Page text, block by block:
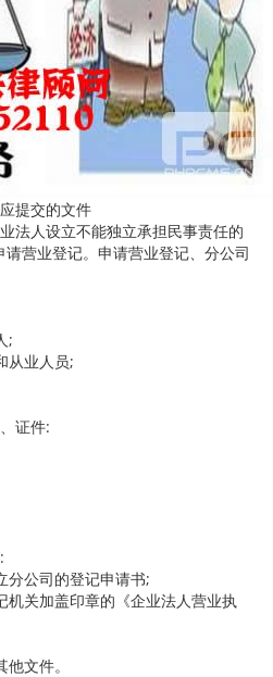
提交的文件
法人设立不能独立承担民事责任的
营业登记。申请营业登记、分公司
;
从业人员;
证件:
分公司的登记申请书;
机关加盖印章的《企业法人营业执
文件。